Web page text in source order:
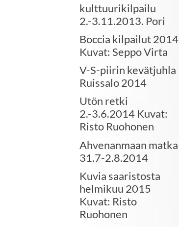
kulttuurikilpailu
2.-3.11.2013. Pori
Boccia kilpailut 2014
Kuvat: Seppo Virta
V-S-piirin kevätjuhla
Ruissalo 2014
Utön retki
2.-3.6.2014 Kuvat:
Risto Ruohonen
Ahvenanmaan matka
31.7-2.8.2014
Kuvia saaristosta
helmikuu 2015
Kuvat: Risto
Ruohonen